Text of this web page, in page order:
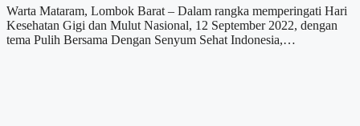
Warta Mataram, Lombok Barat – Dalam rangka memperingati Hari
Kesehatan Gigi dan Mulut Nasional, 12 September 2022, dengan
tema Pulih Bersama Dengan Senyum Sehat Indonesia,…